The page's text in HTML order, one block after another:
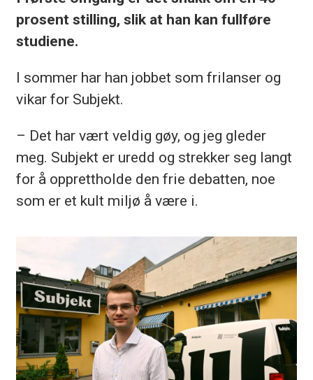
prosent stilling, slik at han kan fullføre
studiene.
I sommer har han jobbet som frilanser og
vikar for Subjekt.
– Det har vært veldig gøy, og jeg gleder
meg. Subjekt er uredd og strekker seg langt
for å opprettholde den frie debatten, noe
som er et kult miljø å være i.